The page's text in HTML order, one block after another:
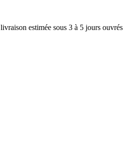
livraison estimée sous 3 à 5 jours ouvrés